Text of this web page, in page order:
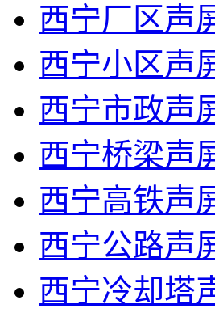
西宁厂区声
西宁小区声
西宁市政声
西宁桥梁声
西宁高铁声
西宁公路声
西宁冷却塔